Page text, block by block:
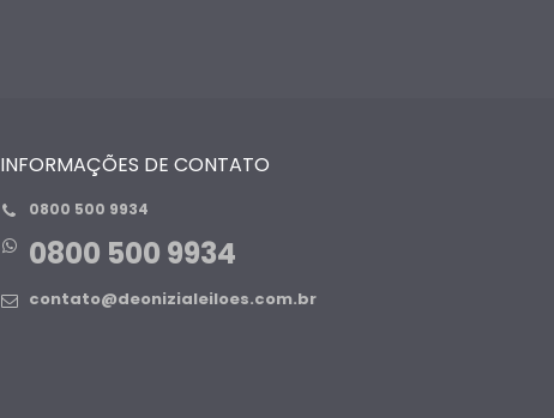
INFORMAÇÕES DE CONTATO
0800 500 9934
0800 500 9934
contato@deonizialeiloes.com.br